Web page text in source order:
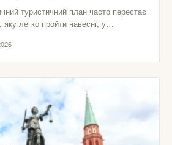
туристичний план часто перестає
легко пройти навесні, у